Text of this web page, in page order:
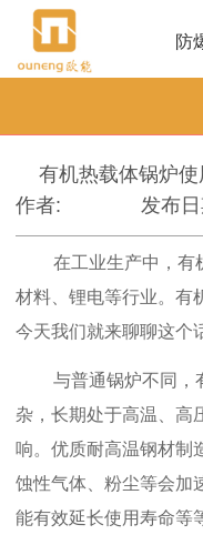
防
有机热载体锅炉
作者:
发布
在工业生产中，有
材料、锂电等行业。有
今天我们就来聊聊这个
与普通锅炉不同，
杂，长期处于高温、高
响。优质耐高温钢材制
蚀性气体、粉尘等会加
能有效延长使用寿命等